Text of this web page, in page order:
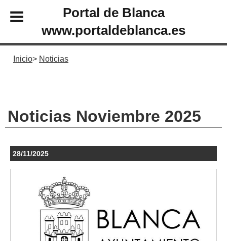
Portal de Blanca
www.portaldeblanca.es
Inicio Noticias
Noticias Noviembre 2025
28/11/2025